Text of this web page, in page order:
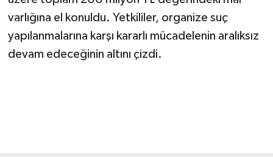
varlığına el konuldu. Yetkililer, organize suç
yapılanmalarına karşı kararlı mücadelenin aralıksız
devam edeceğinin altını çizdi.